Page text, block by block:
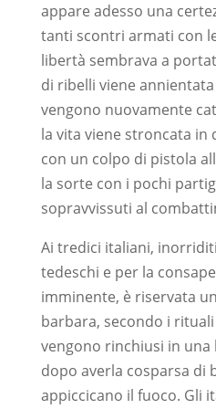
appare adesso una
tanti scontri armati con
libertà sembrava a
di ribelli viene
vengono nuovamente
la vita viene stroncata
con un colpo di pistola
la sorte con i pochi
sopravvissuti al
Ai tredici italiani,
tedeschi e per la
imminente, è riservata
barbara, secondo i
vengono rinchiusi in una
dopo averla cosparsa di
appiccicano il fuoco. Gli